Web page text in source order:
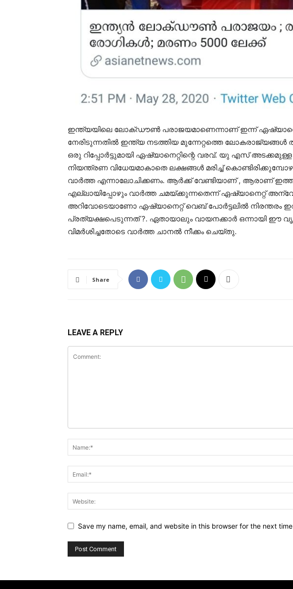
ഇന്ത്യയിലെ ലോക്ഡൗൺ പരാജയമാണെന്നാണ് ഇന്ന്
നേരിടുന്നതിൽ ഇന്ത്യ നടത്തിയ മുന്നേറ്റത്തെ ലോകരാജ്യങ്ങൾ
ഒരു റിപ്പോർട്ടുമായി ഏഷ്യാനെറ്റിന്റെ വരവ്. യു എസ്
നിയന്ത്രണ വിധേയമാകാതെ ലക്ഷങ്ങൾ മരിച്ച്
വാർത്ത എന്നാലോചിക്കണം. ആർക്ക് വേണ്ടിയാണ് , ആരാണ്
എല്ലായിപ്പോഴും വാർത്ത ചമയ്ക്കുന്നതെന്ന് ഏഷ്യാനെറ്റ്
അറിവോടെയാണോ ഏഷ്യാനെറ്റ് വെബ് പോർട്ടലിൽ നിരന്തരം
പ്രത്യക്ഷപെടുന്നത് ?. ഏതായാലും വായനക്കാർ ഒന്നായി ഈ
വിമർശിച്ചതോടെ വാർത്ത ചാനൽ നീക്കം ചെയ്തു.
Share
LEAVE A REPLY
Save my name, email, and website in this browser for the next